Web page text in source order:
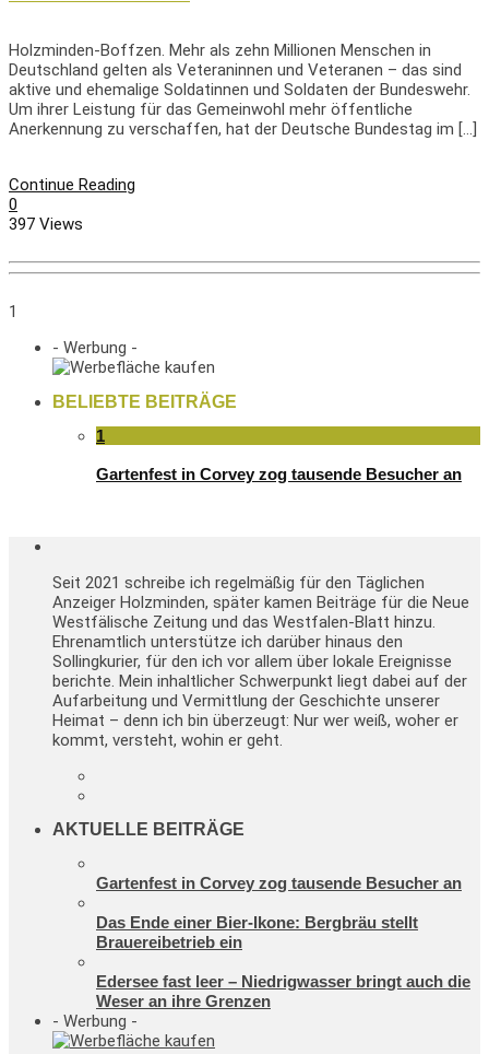
Holzminden-Boffzen. Mehr als zehn Millionen Menschen in
Deutschland gelten als Veteraninnen und Veteranen – das sind
aktive und ehemalige Soldatinnen und Soldaten der Bundeswehr.
Um ihrer Leistung für das Gemeinwohl mehr öffentliche
Anerkennung zu verschaffen, hat der Deutsche Bundestag im […]
Continue Reading
0
397 Views
1
- Werbung -
BELIEBTE BEITRÄGE
1
Gartenfest in Corvey zog tausende Besucher an
Seit 2021 schreibe ich regelmäßig für den Täglichen
Anzeiger Holzminden, später kamen Beiträge für die Neue
Westfälische Zeitung und das Westfalen-Blatt hinzu.
Ehrenamtlich unterstütze ich darüber hinaus den
Sollingkurier, für den ich vor allem über lokale Ereignisse
berichte. Mein inhaltlicher Schwerpunkt liegt dabei auf der
Aufarbeitung und Vermittlung der Geschichte unserer
Heimat – denn ich bin überzeugt: Nur wer weiß, woher er
kommt, versteht, wohin er geht.
AKTUELLE BEITRÄGE
Gartenfest in Corvey zog tausende Besucher an
Das Ende einer Bier-Ikone: Bergbräu stellt
Brauereibetrieb ein
Edersee fast leer – Niedrigwasser bringt auch die
Weser an ihre Grenzen
- Werbung -